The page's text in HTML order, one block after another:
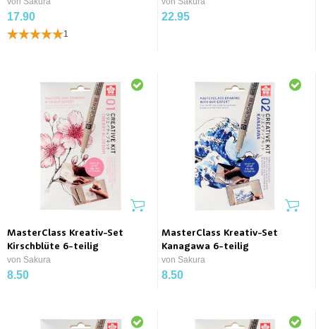
17.90
1
22.95
MasterClass Kreativ-Set
Kirschblüte 6-teilig
von Sakura
8.50
MasterClass Kreativ-Set
Kanagawa 6-teilig
von Sakura
8.50